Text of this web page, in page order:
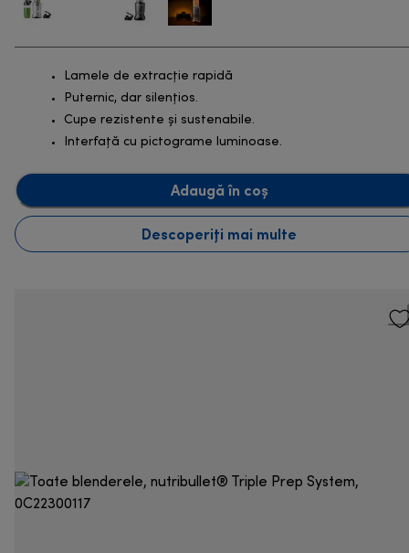
Lamele de extracție rapidă
Puternic, dar silențios.
Cupe rezistente și sustenabile.
Interfață cu pictograme luminoase.
Adaugă în coș
Descoperiți mai multe